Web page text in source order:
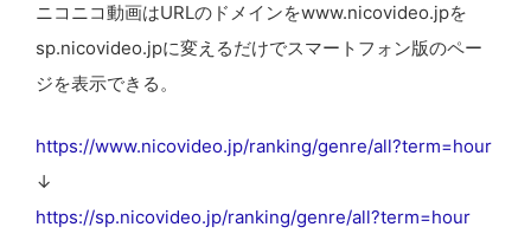
ニコニコ動画はURLのドメインをwww.nicovideo.jpを
sp.nicovideo.jpに変えるだけでスマートフォン版のペー
ジを表示できる。
https://www.nicovideo.jp/ranking/genre/all?term=hour
↓
https://sp.nicovideo.jp/ranking/genre/all?term=hour